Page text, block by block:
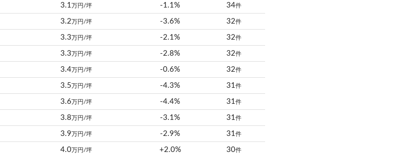
3.1万円/坪 -1.1% 34件
3.2万円/坪 -3.6% 32件
3.3万円/坪 -2.1% 32件
3.3万円/坪 -2.8% 32件
3.4万円/坪 -0.6% 32件
3.5万円/坪 -4.3% 31 件
3.6万円/坪 -4.4% 31 件
3.8万円/坪 -3.1% 31 件
3.9万円/坪 -2.9% 31 件
4.0万円/坪 +2.0% 30件